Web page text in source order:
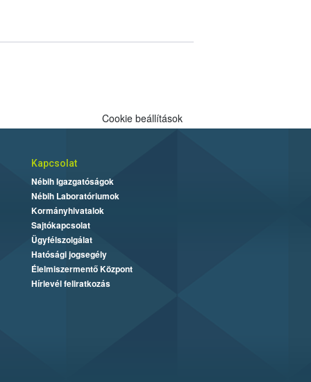
Cookie beállítások
Kapcsolat
Nébih Igazgatóságok
Nébih Laboratóriumok
Kormányhivatalok
Sajtókapcsolat
Ügyfélszolgálat
Hatósági jogsegély
Élelmiszermentő Központ
Hírlevél feliratkozás